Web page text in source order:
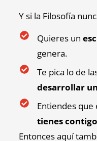
Y si la Filosofía
Quieres un
genera.
Te pica lo de
desarrollar
Entiendes que
tienes
Entonces aquí